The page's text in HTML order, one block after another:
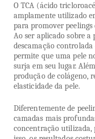
O TCA (ácido
amplamente utilizado
para promover
Ao ser aplicado sobre a
descamação
permite que uma pele
surja em seu lugar.
produção de colágeno,
elasticidade da pele.
Diferentemente de
camadas mais
concentração utilizada,